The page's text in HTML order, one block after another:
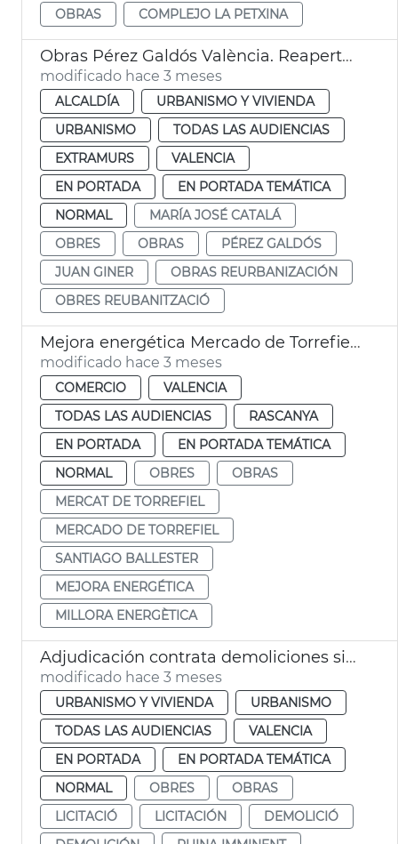
OBRAS COMPLEJO LA PETXINA
Obras Pérez Galdós València. Reapertura
modificado hace 3 meses
ALCALDÍA
URBANISMO Y VIVIENDA
URBANISMO
TODAS LAS AUDIENCIAS
EXTRAMURS
VALENCIA
EN PORTADA
EN PORTADA TEMÁTICA
NORMAL
MARÍA JOSÉ CATALÁ
OBRES
OBRAS
PÉREZ GALDÓS
JUAN GINER
OBRAS REURBANIZACIÓN
OBRES REUBANITZACIÓ
Mejora energética Mercado de Torrefiel València
modificado hace 3 meses
COMERCIO
VALENCIA
TODAS LAS AUDIENCIAS
RASCANYA
EN PORTADA
EN PORTADA TEMÁTICA
NORMAL
OBRES
OBRAS
MERCAT DE TORREFIEL
MERCADO DE TORREFIEL
SANTIAGO BALLESTER
MEJORA ENERGÉTICA
MILLORA ENERGÈTICA
Adjudicación contrata demoliciones situaciones ruina inminente València
modificado hace 3 meses
URBANISMO Y VIVIENDA
URBANISMO
TODAS LAS AUDIENCIAS
VALENCIA
EN PORTADA
EN PORTADA TEMÁTICA
NORMAL
OBRES
OBRAS
LICITACIÓ
LICITACIÓN
DEMOLICIÓ